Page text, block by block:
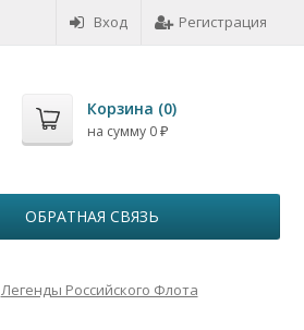
Вход Регистрация
Корзина (0)
на сумму 0 ₽
ОБРАТНАЯ СВЯЗЬ
Легенды Российского Флота